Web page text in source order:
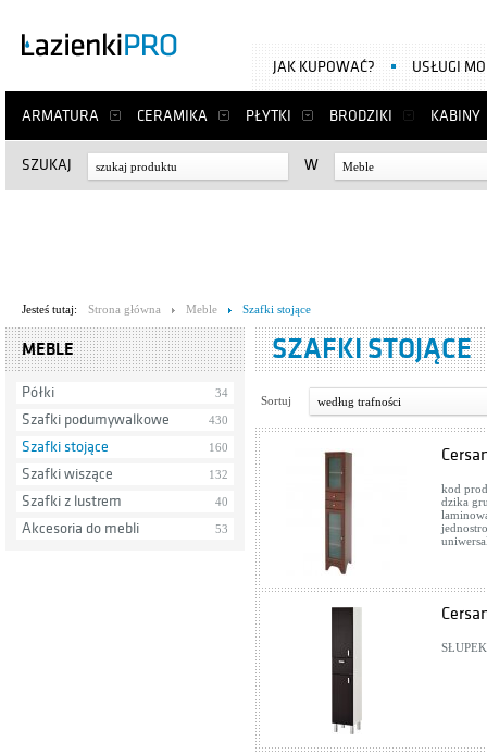
ARMATURA CERAMIKA PŁYTKI BRODZIKI KABINY
JAK KUPOWAĆ? USŁUGI
SZUKAJ W Meble
Jesteś tutaj: Strona główna Meble Szafki stojące
MEBLE
Półki 34
Szafki podumywalkowe 430
Szafki stojące 160
Szafki wiszące 132
Szafki z lustrem 40
Akcesoria do mebli 53
SZAFKI STOJĄCE
Sortuj według trafności
kod
dzika